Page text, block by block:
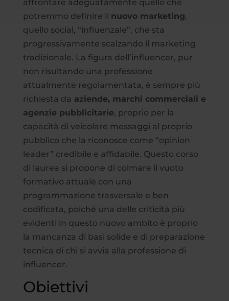
affrontare adeguatamente quello che
potremmo definire il nuovo marketing,
quello social, “influenzale”, che sta
progressivamente scalzando il marketing
tradizionale. La figura dell’influencer, pur
non risultando una professione
attualmente regolamentata, è sempre più
richiesta da aziende, marchi commerciali e
agenzie pubblicitarie, proprio per la
capacità di veicolare messaggi al proprio
pubblico che la riconosce come “opinion
leader” credibile e affidabile. Questo corso
di laurea si propone di colmare il vuoto
formativo attuale con una
programmazione trasversale e ben
codificata, poiché una delle criticità più
evidenti in questo nuovo ambito è proprio
la mancanza di basi solide e di preparazione
tecnica di chi si avvia alla professione di
influencer.
Obiettivi